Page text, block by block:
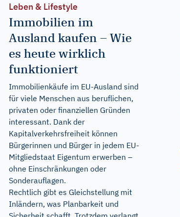
Leben & Lifestyle
Immobilien im
Ausland kaufen – Wie
es heute wirklich
funktioniert
Immobilienkäufe im EU-Ausland sind
für viele Menschen aus beruflichen,
privaten oder finanziellen Gründen
interessant. Dank der
Kapitalverkehrsfreiheit können
Bürgerinnen und Bürger in jedem EU-
Mitgliedstaat Eigentum erwerben –
ohne Einschränkungen oder
Sonderauflagen.
Rechtlich gibt es Gleichstellung mit
Inländern, was Planbarkeit und